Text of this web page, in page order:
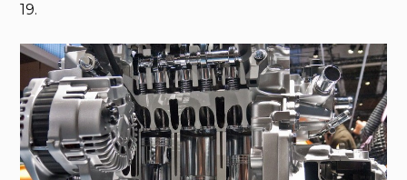
19.